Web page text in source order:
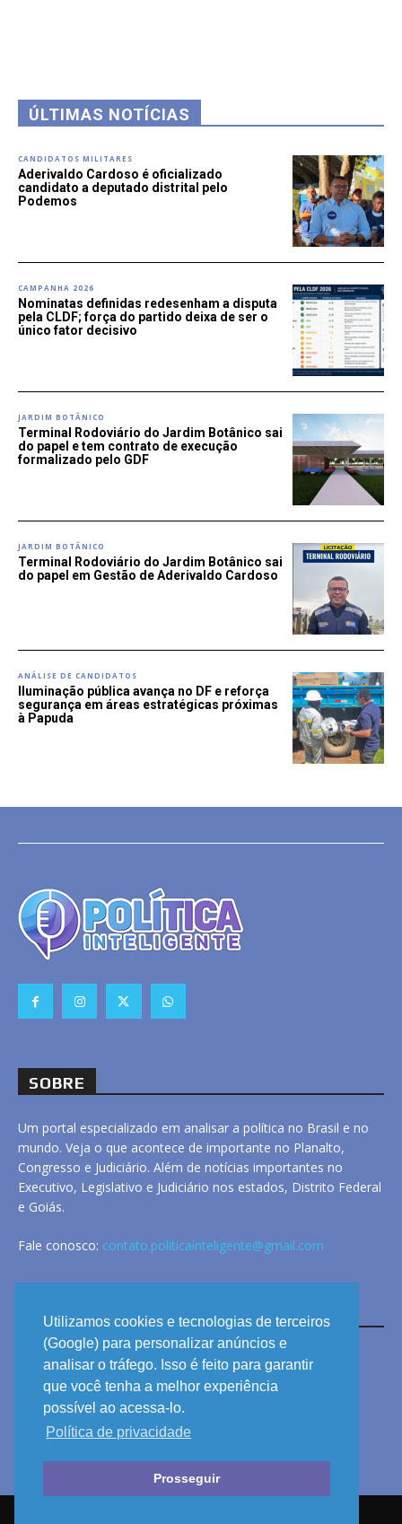
Utilizamos cookies e tecnologias de terceiros
(Google) para personalizar anúncios e
analisar o tráfego. Isso é feito para garantir
que você tenha a melhor experiência
possível ao acessa-lo.
Política de privacidade
Prosseguir
ÚLTIMAS NOTÍCIAS
CANDIDATOS MILITARES
Aderivaldo Cardoso é oficializado
candidato a deputado distrital pelo
Podemos
CAMPANHA 2026
Nominatas definidas redesenham a disputa
pela CLDF; força do partido deixa de ser o
único fator decisivo
JARDIM BOTÂNICO
Terminal Rodoviário do Jardim Botânico sai
do papel e tem contrato de execução
formalizado pelo GDF
JARDIM BOTÂNICO
Terminal Rodoviário do Jardim Botânico sai
do papel em Gestão de Aderivaldo Cardoso
ANÁLISE DE CANDIDATOS
Iluminação pública avança no DF e reforça
segurança em áreas estratégicas próximas
à Papuda
SOBRE
Um portal especializado em analisar a política no Brasil e no
mundo. Veja o que acontece de importante no Planalto,
Congresso e Judiciário. Além de notícias importantes no
Executivo, Legislativo e Judiciário nos estados, Distrito Federal
e Goiás.
Fale conosco: contato.politicainteligente@gmail.com
LINKS
ANUNCIE
PRIVACIDADE
CONTATO